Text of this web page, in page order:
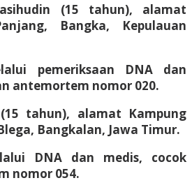
(15 tahun), alamat
Bangka, Kepulauan
pemeriksaan DNA dan
antemortem nomor 020.
tahun), alamat Kampung
Bangkalan, Jawa Timur.
DNA dan medis, cocok
nomor 054.